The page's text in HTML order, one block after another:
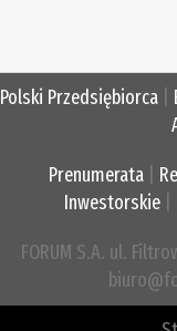
Polski Przedsiębiorca
Prenumerata
Inwestorskie|
FORUM S.A. ul.